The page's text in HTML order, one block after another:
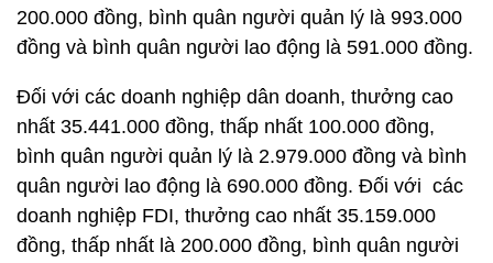
200.000 đồng, bình quân người quản lý là 993.000
đồng và bình quân người lao động là 591.000 đồng.
Đối với các doanh nghiệp dân doanh, thưởng cao
nhất 35.441.000 đồng, thấp nhất 100.000 đồng,
bình quân người quản lý là 2.979.000 đồng và bình
quân người lao động là 690.000 đồng. Đối với các
doanh nghiệp FDI, thưởng cao nhất 35.159.000
đồng, thấp nhất là 200.000 đồng, bình quân người